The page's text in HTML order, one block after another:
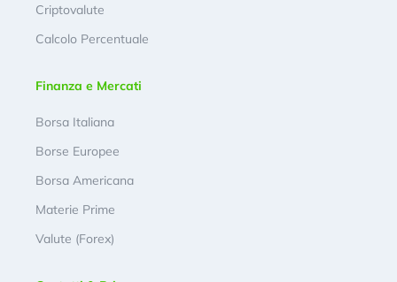
Criptovalute
Calcolo Percentuale
Finanza e Mercati
Borsa Italiana
Borse Europee
Borsa Americana
Materie Prime
Valute (Forex)